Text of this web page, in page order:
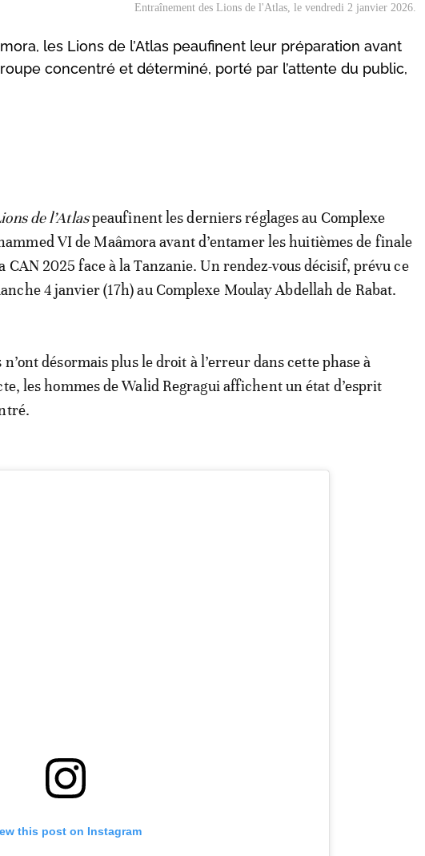
Entraînement des Lions de l'Atlas, le vendredi 2 janvier 2026.
les Lions de l’Atlas peaufinent leur préparation avant
concentré et déterminé, porté par l’attente du public,
de l’Atlaspeaufinent les derniers réglages au Complexe
VI de Maâmora avant d’entamer les huitièmes de finale
CAN 2025 face à la Tanzanie. Un rendez-vous décisif, prévu ce
4 janvier (17h) au Complexe Moulay Abdellah de Rabat.
n’ont désormais plus le droit à l’erreur dans cette phase à
les hommes de Walid Regragui affichent un état d’esprit
this post on Instagram